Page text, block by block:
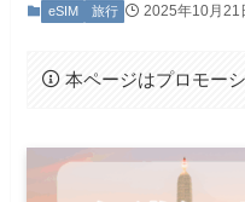
eSIM 旅行 2025年10月21
本ページはプロモー